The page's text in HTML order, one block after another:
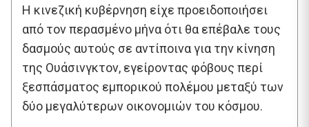
Η κινεζική κυβέρνηση είχε προειδοποιήσει
από τον περασμένο μήνα ότι θα επέβαλε τους
δασμούς αυτούς σε αντίποινα για την κίνηση
της Ουάσινγκτον, εγείροντας φόβους περί
ξεσπάσματος εμπορικού πολέμου μεταξύ των
δύο μεγαλύτερων οικονομιών του κόσμου.